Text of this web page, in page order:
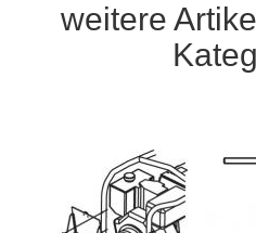
weitere